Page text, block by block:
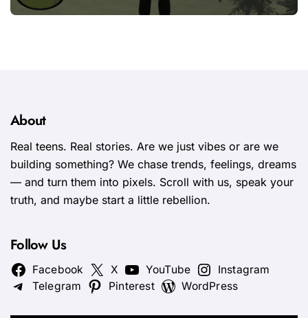
About
Real teens. Real stories. Are we just vibes or are we
building something? We chase trends, feelings, dreams
— and turn them into pixels. Scroll with us, speak your
truth, and maybe start a little rebellion.
Follow Us
Facebook X YouTube
Instagram
Telegram
Pinterest WordPress